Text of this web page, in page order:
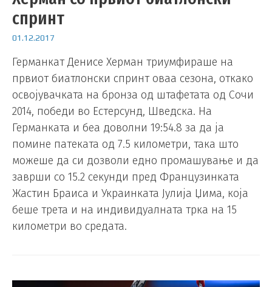
спринт
01.12.2017
Германкат Денисе Хeрман триумфираше на
првиот биатлонски спринт оваа сезона, откако
освојувачката на бронза од штафетата од Сочи
2014, победи во Естерсунд, Шведска. На
Германката и беа доволни 19:54.8 за да ја
помине патеката од 7.5 километри, така што
можеше да си дозволи едно промашување и да
заврши со 15.2 секунди пред Французинката
Жастин Браиса и Украинката Јулија Џима, која
беше трета и на индивидуалната трка на 15
километри во средата.